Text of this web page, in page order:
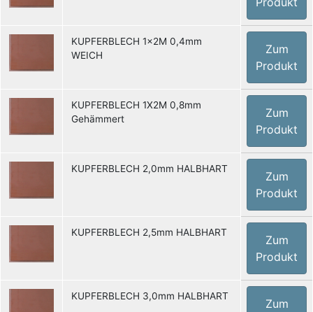
KUPFERBLECH 1x2M 0,4mm
WEICH
Zum
Produkt
KUPFERBLECH 1X2M 0,8mm
Gehämmert
Zum
Produkt
KUPFERBLECH 2,0mm HALBHART
Zum
Produkt
KUPFERBLECH 2,5mm HALBHART
Zum
Produkt
KUPFERBLECH 3,0mm HALBHART
Zum